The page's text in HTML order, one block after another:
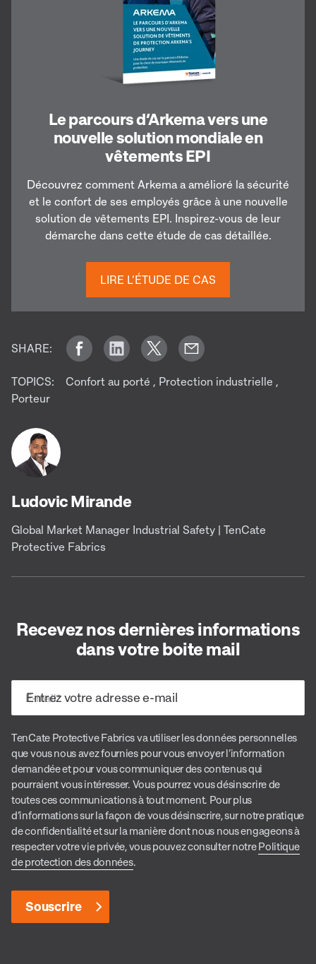
Le parcours d’Arkema vers une
nouvelle solution mondiale en
vêtements EPI
Découvrez comment Arkema a amélioré la sécurité
et le confort de ses employés grâce à une nouvelle
solution de vêtements EPI. Inspirez-vous de leur
démarche dans cette étude de cas détaillée.
LIRE L’ÉTUDE DE CAS
SHARE:
TOPICS: Confort au porté , Protection industrielle ,
Porteur
Ludovic Mirande
Global Market Manager Industrial Safety | TenCate
Protective Fabrics
Recevez nos dernières informations
dans votre boite mail
E-mail*
TenCate Protective Fabrics va utiliser les données personnelles
que vous nous avez fournies pour vous envoyer l’information
demandée et pour vous communiquer des contenus qui
pourraient vous intéresser. Vous pourrez vous désinscrire de
toutes ces communications à tout moment. Pour plus
d’informations sur la façon de vous désinscrire, sur notre pratique
de confidentialité et sur la manière dont nous nous engageons à
respecter votre vie privée, vous pouvez consulter notrePolitique
de protection des données.